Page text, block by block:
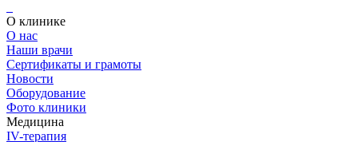
О клинике
О нас
Наши врачи
Сертификаты и грамоты
Новости
Оборудование
Фото клиники
Медицина
IV-терапия